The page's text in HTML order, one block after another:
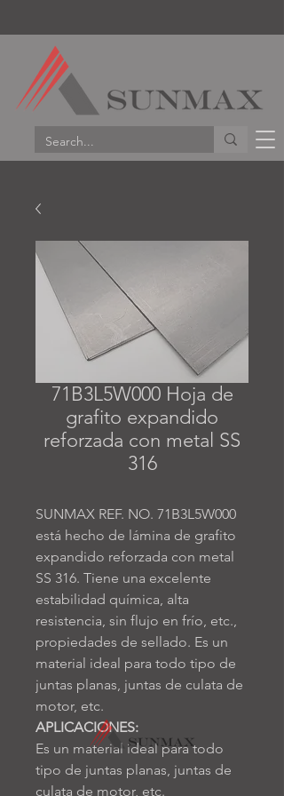
71B3L5W000 Hoja de
grafito expandido
reforzada con metal SS
316
SUNMAX REF. NO. 71B3L5W000
está hecho de lámina de grafito
expandido reforzada con metal
SS 316. Tiene una excelente
estabilidad química, alta
resistencia, sin flujo en frío, etc.,
propiedades de sellado. Es un
material ideal para todo tipo de
juntas planas, juntas de culata de
motor, etc.
APLICACIONES:
Es un material ideal para todo
tipo de juntas planas, juntas de
culata de motor, etc.